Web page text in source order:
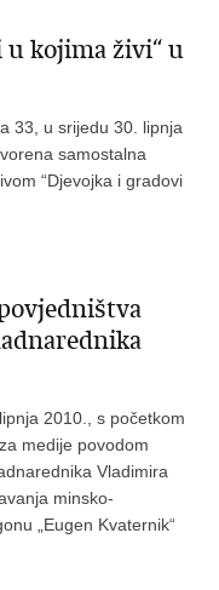
u kojima živi“ u
33, u srijedu 30. lipnja
samostalna
“Djevojka i gradovi
2010., s početkom
medije povodom
Vladimira
minsko-
„Eugen Kvaternik“